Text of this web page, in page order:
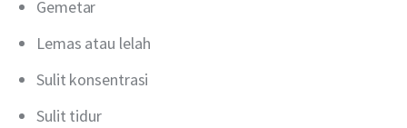
Gemetar
Lemas atau lelah
Sulit konsentrasi
Sulit tidur